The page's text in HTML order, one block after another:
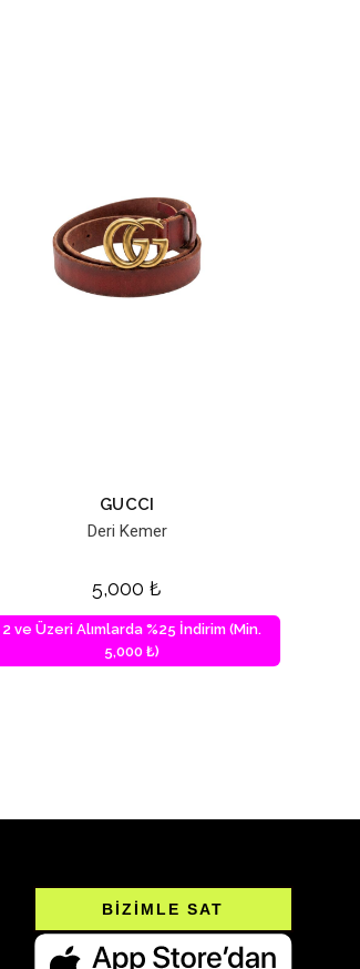
GUCCI
Deri Kemer
5,000₺
2 ve Üzeri Alımlarda %25 İndirim (Min.
5,000 ₺)
BİZİMLE SAT